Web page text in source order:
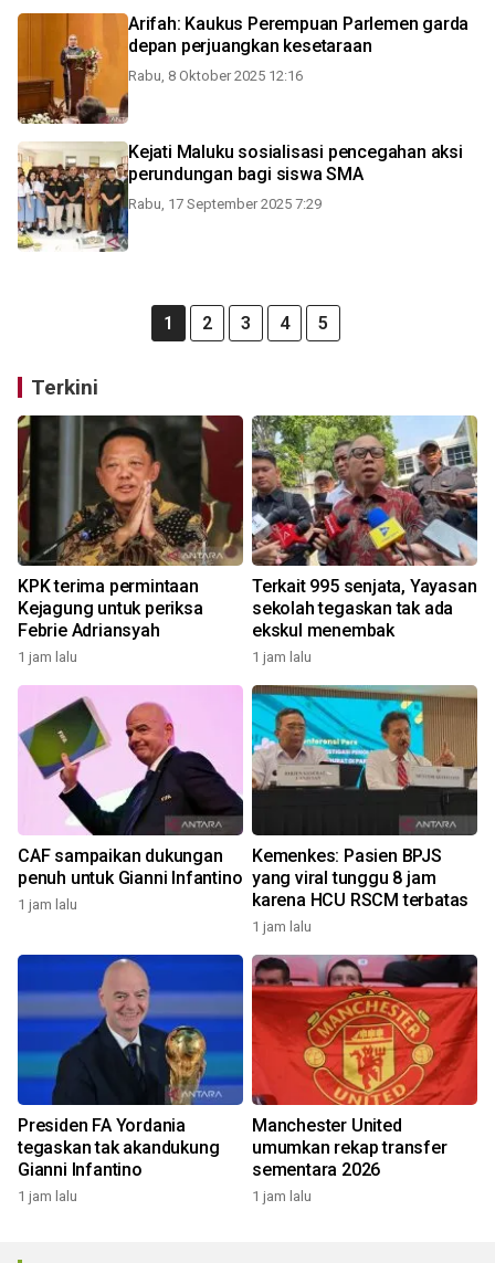
Arifah: Kaukus Perempuan Parlemen garda
depan perjuangkan kesetaraan
Rabu, 8 Oktober 2025 12:16
Kejati Maluku sosialisasi pencegahan aksi
perundungan bagi siswa SMA
Rabu, 17 September 2025 7:29
1 2 3 4 5
Terkini
KPK terima permintaan
Kejagung untuk periksa
Febrie Adriansyah
1 jam lalu
Terkait 995 senjata, Yayasan
sekolah tegaskan tak ada
ekskul menembak
1 jam lalu
CAF sampaikan dukungan
penuh untuk Gianni Infantino
1 jam lalu
Kemenkes: Pasien BPJS
yang viral tunggu 8 jam
karena HCU RSCM terbatas
1 jam lalu
Presiden FA Yordania
tegaskan tak akandukung
Gianni Infantino
1 jam lalu
Manchester United
umumkan rekap transfer
sementara 2026
1 jam lalu